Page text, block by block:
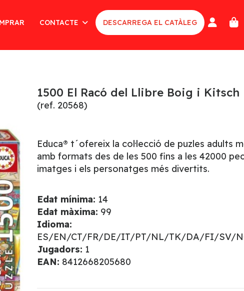
CONTACTE DESCARREGA EL CATÀLEG
1500 El Racó del Llibre Boig i Kitsch
(ref. 20568)
Educa® t´ofereix la col·lecció de puzles adults
amb formats des de les 500 fins a les 42000
imatges i els personatges més divertits.
Edat mínima: 14
Edat màxima: 99
Idioma:
ES/EN/CT/FR/DE/IT/PT/NL/TK/DA/FI/SV/
Jugadors: 1
EAN: 8412668205680